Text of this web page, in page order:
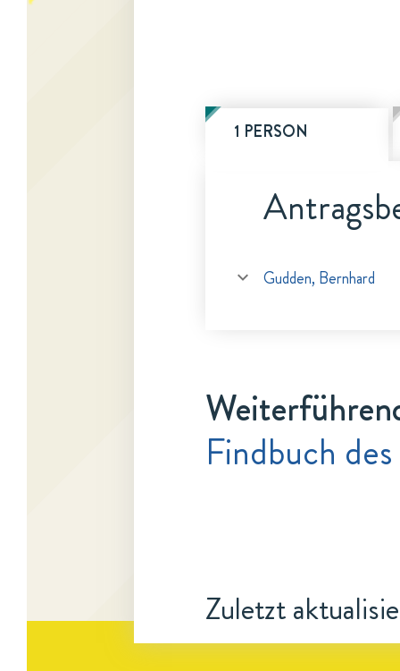
1 PERSON
Gudden, Bernhard
Findbuch
Zuletzt